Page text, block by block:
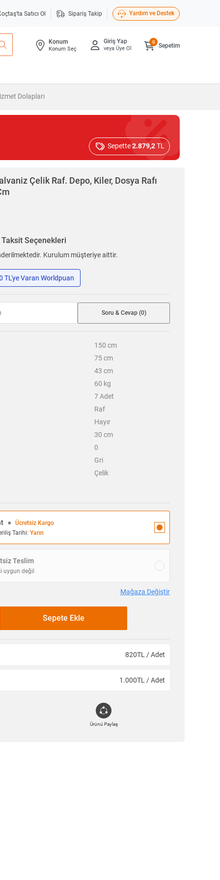
Satıcı Ol Sipariş Takip Yardım ve Destek
Konum
Konum Seç
Giriş Yap
veya Üye Ol Sepetim
0
Dolapları
Sepette2.879,2TL
Çelik Raf. Depo, Kiler, Dosya Rafı
Taksit Seçenekleri
Kurulum müşteriye aittir.
TL'ye Varan Worldpuan
Soru & Cevap (0)
150 cm
75 cm
43 cm
60 kg
7 Adet
Raf
Hayır
30 cm
0
Gri
Çelik
●
Ücretsiz Kargo
Tarihi: Yarın
Teslim
uygun değil
Mağaza Değiştir
Sepete Ekle
820TL / Adet
1.000TL / Adet
Ürünü Paylaş